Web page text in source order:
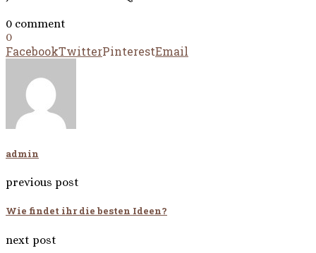
0 comment
0
FacebookTwitterPinterestEmail
admin
previous post
Wie findet ihr die besten Ideen?
next post